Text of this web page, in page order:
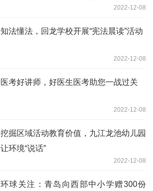
2022-12-08
知法懂法，回龙学校开展“宪法晨读”活动
2022-12-08
医考好讲师，好医生医考助您一战过关
2022-12-08
挖掘区域活动教育价值，九江龙池幼儿园
让环境“说话”
2022-12-08
环球关注：青岛向西部中小学赠300份